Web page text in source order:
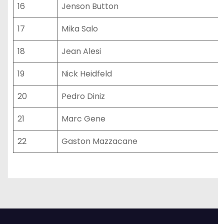
16
Jenson Button
17
Mika Salo
18
Jean Alesi
19
Nick Heidfeld
20
Pedro Diniz
21
Marc Gene
22
Gaston Mazzacane